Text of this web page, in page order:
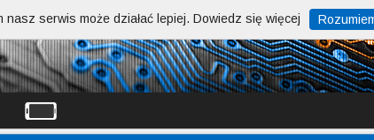
serwis może działać lepiej. Dowiedz się więcej